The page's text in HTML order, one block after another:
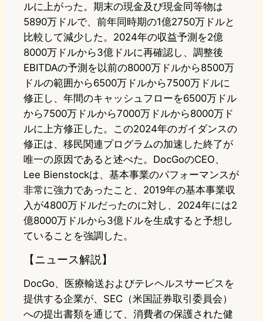
ルに上がった。期末の現金及び現金同等物は
5890万ドルで、前年同時期の1億2750万ドルと
比較して減少した。2024年の収益予測を2億
8000万ドルから3億ドルに再確認し、調整後
EBITDAの予測を以前の8000万ドルから8500万
ドルの範囲から6500万ドルから7500万ドルに
修正し、年間のキャッシュフローを6500万ドル
から7500万ドルから7000万ドルから8000万ド
ルに上方修正した。この2024年のガイダンスの
修正は、移民関連プログラムの加速した終了が
唯一の原因であると述べた。DocGoのCEO、
Lee Bienstockは、基本事業のパフォーマンスが
非常に強力であったこと、2019年の基本事業収
入が4800万ドルだったのに対し、2024年には2
億8000万ドルから3億ドルを生成すると予想し
ていることを強調した。
【ニュース解説】
DocGo、医療輸送およびテレヘルスサービスを
提供する企業が、SEC（米国証券取引委員会）
への提出書類を通じて、消費者の保護された健